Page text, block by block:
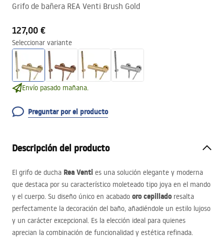
Grifo de bañera REA Venti Brush Gold
127,00 €
Seleccionar variante
Envío pasado mañana.
Preguntar por el producto
Descripción del producto
El grifo de ducha Rea Venti es una solución elegante y moderna
que destaca por su característico moleteado tipo joya en el mando
y el cuerpo. Su diseño único en acabado oro cepilladoresalta
perfectamente la decoración del baño, añadiéndole un estilo lujoso
y un carácter excepcional. Es la elección ideal para quienes
aprecian la combinación de funcionalidad y estética refinada.